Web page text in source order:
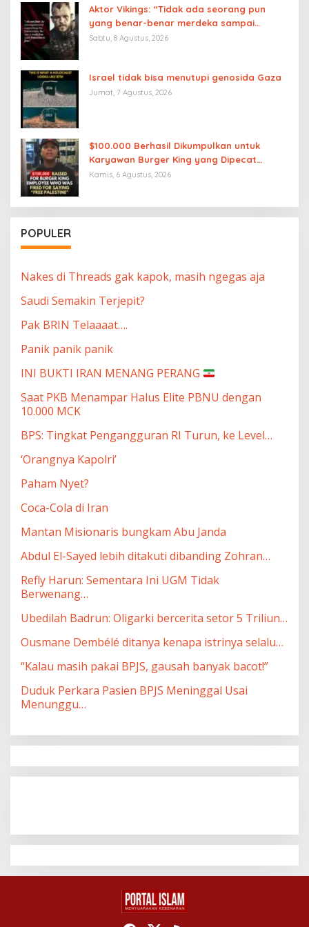
Aktor Vikings: “Tidak ada seorang pun
yang benar-benar merdeka sampai
Palestina merdeka”
Sabtu, 8 Agustus, 2026
Israel tidak bisa menutupi genosida Gaza
Jumat, 7 Agustus, 2026
$100.000 Berhasil Dikumpulkan untuk
Karyawan Burger King yang Dipecat
karena Mengucapkan “Free Palestine”
Kamis, 6 Agustus, 2026
POPULER
Nakes di Threads gak kapok, masih ngegas aja
Saudi Semakin Terjepit?
Pak BRIN Telaaaat….
Panik panik panik
INI BUKTI IRAN MENANG PERANG
Saat PKB Menampar Halus Elite PBNU dengan
10.000 MCK
BPS: Tingkat Pengangguran RI Turun, ke Level…
‘Orangnya Kapolri’
Paham Nyet?
Coca-Cola di Iran
Mantan Misionaris bungkam Abu Janda
Abdul El-Sayed lebih ditakuti dibanding Zohran…
Refly Harun: Sementara Ini UGM Tidak
Berwenang…
Ubedilah Badrun: Oligarki bercerita setor 5 Triliun…
Ousmane Dembélé ditanya kenapa istrinya selalu…
“Kalau masih pakai BPJS, gausah banyak bacot!”
Duduk Perkara Pasien BPJS Meninggal Usai
Menunggu…